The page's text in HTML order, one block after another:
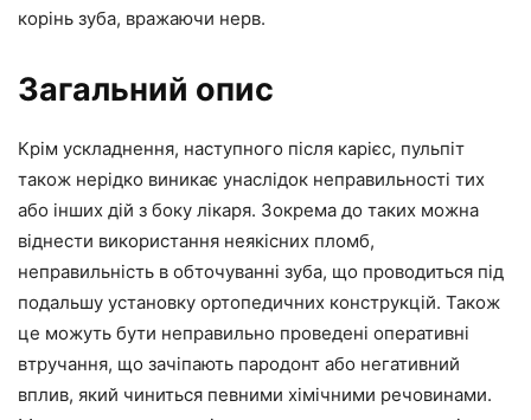
корінь зуба, вражаючи нерв.
Загальний опис
Крім ускладнення, наступного після карієс, пульпіт
також нерідко виникає унаслідок неправильності тих
або інших дій з боку лікаря. Зокрема до таких можна
віднести використання неякісних пломб,
неправильність в обточуванні зуба, що проводиться під
подальшу установку ортопедичних конструкцій. Також
це можуть бути неправильно проведені оперативні
втручання, що зачіпають пародонт або негативний
вплив, який чиниться певними хімічними речовинами.